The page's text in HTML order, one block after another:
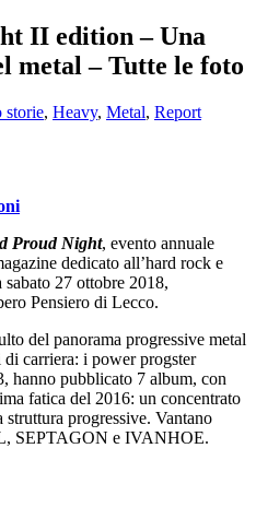
II edition – Una
metal – Tutte le foto
storie, Heavy, Metal, Report
Proud Night, evento annuale
dedicato all’hard rock e
sabato 27 ottobre 2018,
Pensiero di Lecco.
del panorama progressive metal
carriera: i power progster
hanno pubblicato 7 album, con
fatica del 2016: un concentrato
progressive. Vantano
SEPTAGON e IVANHOE.